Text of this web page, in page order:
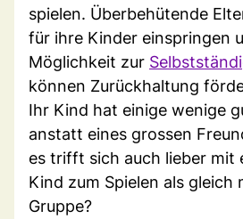
spielen. Überbehütende
für ihre Kinder einspringen
Möglichkeit zur
können Zurückhaltung
Ihr Kind hat einige wenige
anstatt eines grossen
es trifft sich auch lieber mit
Kind zum Spielen als gleich
Gruppe?